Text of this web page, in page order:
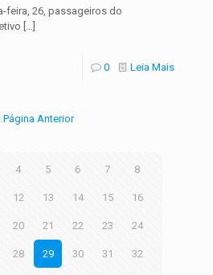
feira, 26, passageiros do
[…]
0 Leia Mais
Página Anterior
4 5 6 7 8
12 13 14 15 16
20 21 22 23 24
28 29 30 31 32